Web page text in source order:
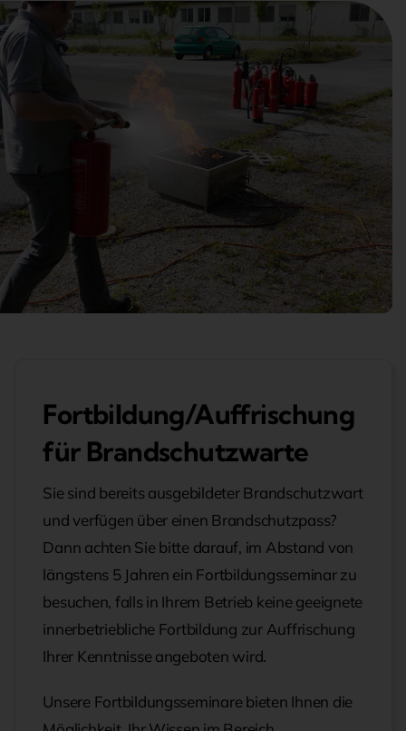
Suche
nach:
Fortbildung/Auffrischung
für Brandschutzwarte
Sie sind bereits ausgebildeter Brandschutzwart
und verfügen über einen Brandschutzpass?
Dann achten Sie bitte darauf, im Abstand von
längstens 5 Jahren ein Fortbildungsseminar zu
besuchen, falls in Ihrem Betrieb keine geeignete
innerbetriebliche Fortbildung zur Auffrischung
Ihrer Kenntnisse angeboten wird.
Unsere Fortbildungsseminare bieten Ihnen die